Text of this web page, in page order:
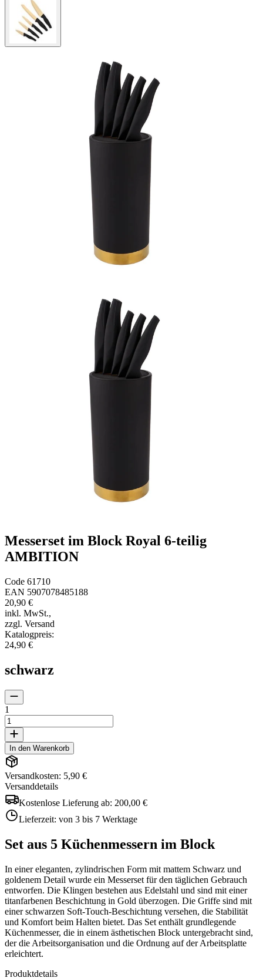
Messerset im Block Royal 6-teilig
AMBITION
Code 61710
EAN 5907078485188
20,90 €
inkl. MwSt.,
zzgl. Versand
Katalogpreis:
24,90 €
schwarz
1
In den Warenkorb
Versandkosten: 5,90 €
Versanddetails
Kostenlose Lieferung ab: 200,00 €
Lieferzeit: von 3 bis 7 Werktage
Set aus 5 Küchenmessern im Block
In einer eleganten, zylindrischen Form mit mattem Schwarz und
goldenem Detail wurde ein Messerset für den täglichen Gebrauch
entworfen. Die Klingen bestehen aus Edelstahl und sind mit einer
titanfarbenen Beschichtung in Gold überzogen. Die Griffe sind mit
einer schwarzen Soft-Touch-Beschichtung versehen, die Stabilität
und Komfort beim Halten bietet. Das Set enthält grundlegende
Küchenmesser, die in einem ästhetischen Block untergebracht sind,
der die Arbeitsorganisation und die Ordnung auf der Arbeitsplatte
erleichtert.
Produktdetails